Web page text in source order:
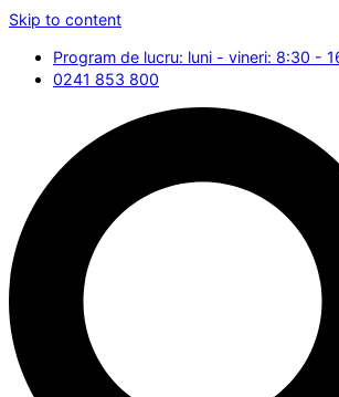
Skip to content
Program de lucru: luni - vineri: 8:30 -
0241 853 800